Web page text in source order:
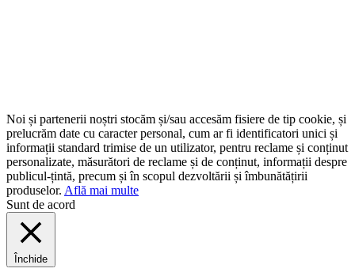
Noi și partenerii noștri stocăm și/sau accesăm fisiere de tip cookie, și
prelucrăm date cu caracter personal, cum ar fi identificatori unici și
informații standard trimise de un utilizator, pentru reclame și conținut
personalizate, măsurători de reclame și de conținut, informații despre
publicul-țintă, precum și în scopul dezvoltării și îmbunătățirii
produselor. Află mai multe
Sunt de acord
Închide